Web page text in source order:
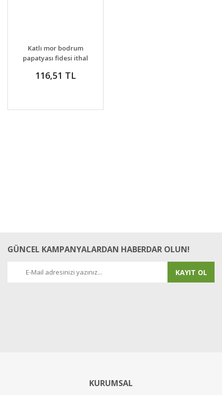
DETAYLAR
VER
Katlı mor bodrum
papatyası fidesi ithal
double purple
116,51 TL
GÜNCEL KAMPANYALARDAN HABERDAR OLUN!
KAYIT OL
KURUMSAL